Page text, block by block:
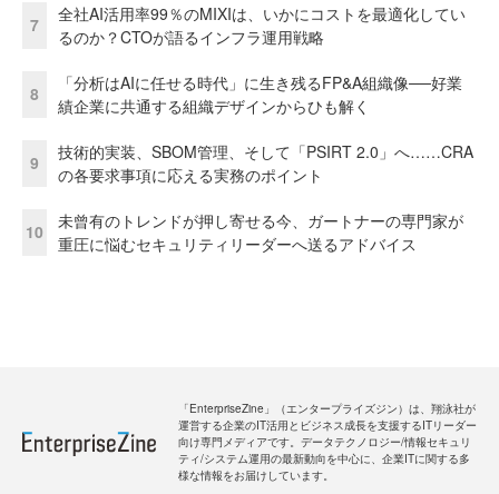
7
全社AI活用率99％のMIXIは、いかにコストを最適化してい
るのか？CTOが語るインフラ運用戦略
8
「分析はAIに任せる時代」に生き残るFP&A組織像──好業
績企業に共通する組織デザインからひも解く
9
技術的実装、SBOM管理、そして「PSIRT 2.0」へ……CRA
の各要求事項に応える実務のポイント
10
未曾有のトレンドが押し寄せる今、ガートナーの専門家が
重圧に悩むセキュリティリーダーへ送るアドバイス
「EnterpriseZine」（エンタープライズジン）は、翔泳社が
運営する企業のIT活用とビジネス成長を支援するITリーダー
向け専門メディアです。データテクノロジー/情報セキュリ
ティ/システム運用の最新動向を中心に、企業ITに関する多
様な情報をお届けしています。